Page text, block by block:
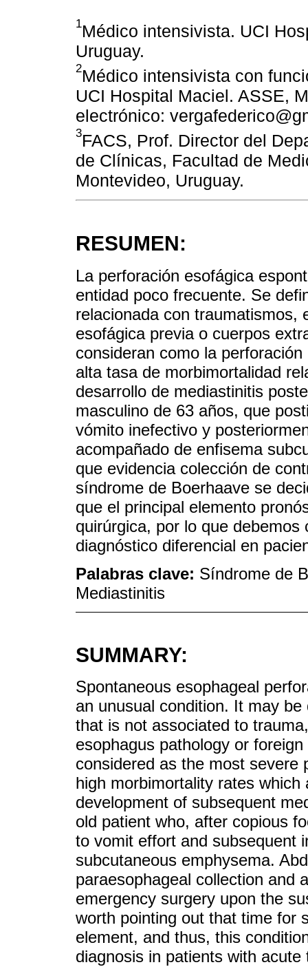
1Médico intensivista. UCI
Uruguay.
2Médico intensivista con
UCI Hospital Maciel. ASSE,
electrónico:
3FACS, Prof. Director del
de Clínicas, Facultad de
Montevideo, Uruguay.
RESUMEN:
La perforación esofágica
entidad poco frecuente. Se
relacionada con traumatismos,
esofágica previa o cuerpos
consideran como la
alta tasa de morbimortalidad
desarrollo de mediastinitis
masculino de 63 años, que
vómito inefectivo y
acompañado de enfisema
que evidencia colección de
síndrome de Boerhaave se
que el principal elemento
quirúrgica, por lo que
diagnóstico diferencial en
Palabras clave: Síndrome de
Mediastinitis
SUMMARY:
Spontaneous esophageal
an unusual condition. It may
that is not associated to
esophagus pathology or
considered as the most severe
high morbimortality rates
development of subsequent
old patient who, after copious
to vomit effort and subsequent
subcutaneous emphysema.
paraesophageal collection and
emergency surgery upon the
worth pointing out that time for
element, and thus, this
diagnosis in patients with acute